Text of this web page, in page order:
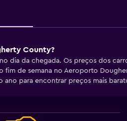
County?
dia da chegada. Os preços dos
de semana no Aeroporto
para encontrar preços mais